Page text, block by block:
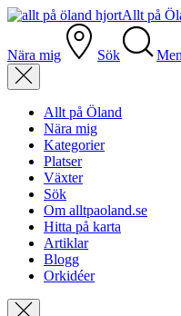
Allt på
Nära mig Sök
Allt på Öland
Nära mig
Kategorier
Platser
Växter
Sök
Om alltpaoland.se
Hitta på karta
Artiklar
Blogg
Orkidéer